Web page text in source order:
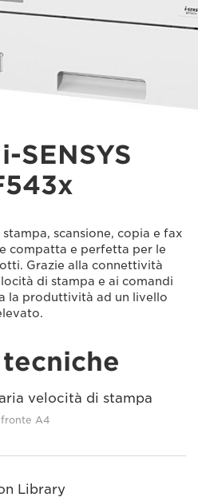
SENSYS
scansione, copia e fax
compatta e perfetta per le
Grazie alla connettività
di stampa e ai comandi
la produttività ad un livello
velocità di stampa
A4
Library